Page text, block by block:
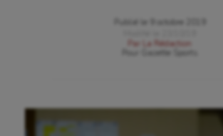
Publié le
9 octobre 2019
Par
La Rédaction
Gazette Sports